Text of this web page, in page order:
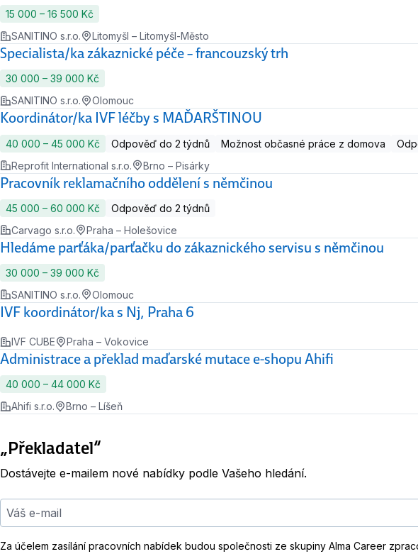
15 000 ‍–‍ 16 500 Kč
SANITINO s.r.o.
Litomyšl – Litomyšl-Město
Specialista/ka zákaznické péče – francouzský trh
30 000 ‍–‍ 39 000 Kč
SANITINO s.r.o.
Olomouc
Koordinátor/ka IVF léčby s MAĎARŠTINOU
40 000 ‍–‍ 45 000 Kč Odpověď do 2 týdnů Možnost občasné práce z domova
Reprofit International s.r.o.
Brno – Pisárky
Pracovník reklamačního oddělení s němčinou
45 000 ‍–‍ 60 000 Kč
Odpověď do 2 týdnů
Carvago s.r.o.
Praha – Holešovice
Hledáme parťáka/parťačku do zákaznického servisu s němčinou
30 000 ‍–‍ 39 000 Kč
SANITINO s.r.o.
Olomouc
IVF koordinátor/ka s Nj, Praha 6
IVF CUBE Praha – Vokovice
Administrace a překlad maďarské mutace e-shopu Ahifi
40 000 ‍–‍ 44 000 Kč
Ahifi s.r.o.
Brno – Líšeň
„Překladatel“
Dostávejte e-mailem nové nabídky podle Vašeho hledání.
Váš e-mail
Za účelem zasílání pracovních nabídek budou společnosti ze skupiny Alma Career